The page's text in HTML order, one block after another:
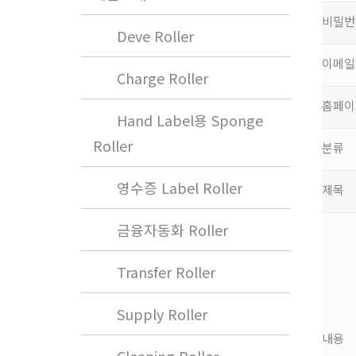
Deve Roller
Charge Roller
Hand Label용 Sponge
Roller
영수증 Label Roller
금융자동화 Roller
Transfer Roller
Supply Roller
비밀
이메일
홈페
분류
제목
내용